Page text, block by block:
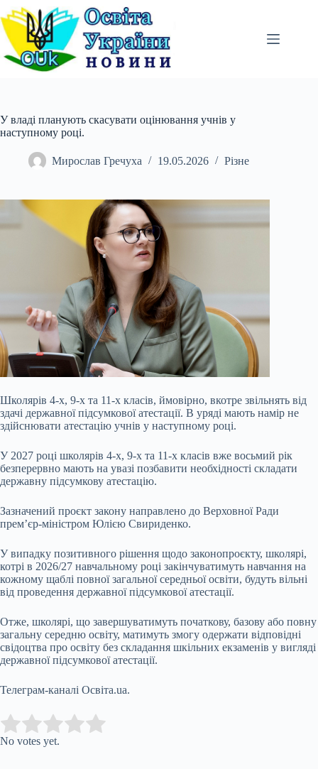
Перейти
до
вмісту
У владі планують скасувати оцінювання учнів у
наступному році.
Мирослав Гречуха 19.05.2026 Різне
Школярів 4-х, 9-х та 11-х класів, ймовірно, вкотре звільнять від
здачі державної підсумкової атестації. В уряді мають намір не
здійснювати атестацію учнів у наступному році.
У 2027 році школярів 4-х, 9-х та 11-х класів вже восьмий рік
безперервно мають на увазі позбавити необхідності складати
державну підсумкову атестацію.
Зазначений проєкт закону направлено до Верховної Ради
прем’єр-міністром Юлією Свириденко.
У випадку позитивного рішення щодо законопроєкту, школярі,
котрі в 2026/27 навчальному році закінчуватимуть навчання на
кожному щаблі повної загальної середньої освіти, будуть вільні
від проведення державної підсумкової атестації.
Отже, школярі, що завершуватимуть початкову, базову або повну
загальну середню освіту, матимуть змогу одержати відповідні
свідоцтва про освіту без складання шкільних екзаменів у вигляді
державної підсумкової атестації.
Телеграм-каналі Освіта.ua.
Rate this item:
No votes yet.